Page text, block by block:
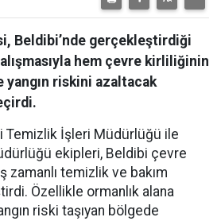
Beldibi’nde gerçekleştirdiği
hem çevre kirliliğinin
yangın riskini azaltacak
Temizlik İşleri Müdürlüğü ile
ekipleri, Beldibi çevre
zamanlı temizlik ve bakım
Özellikle ormanlık alana
riski taşıyan bölgede